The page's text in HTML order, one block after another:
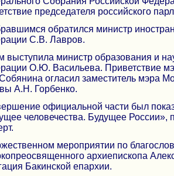
председателя российского
обратился министр
С.В. Лавров.
выступила министр образования и
О.Ю. Васильева. Приветствие
огласил заместитель мэра
А.Н. Горбенко.
официальной части был
человечества. Будущее России»,
мероприятии по
архиепископа
Бакинской епархии.